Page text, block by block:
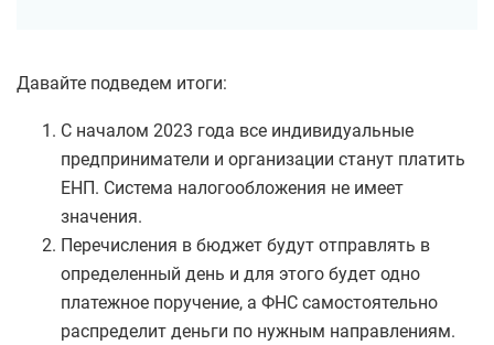
Давайте подведем итоги:
С началом 2023 года все индивидуальные
предприниматели и организации станут платить
ЕНП. Система налогообложения не имеет
значения.
Перечисления в бюджет будут отправлять в
определенный день и для этого будет одно
платежное поручение, а ФНС самостоятельно
распределит деньги по нужным направлениям.